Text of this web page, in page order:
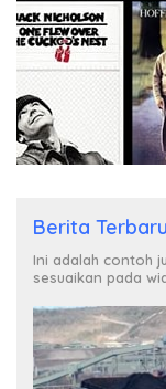
Berita Terbaru
Ini adalah contoh
sesuaikan pada